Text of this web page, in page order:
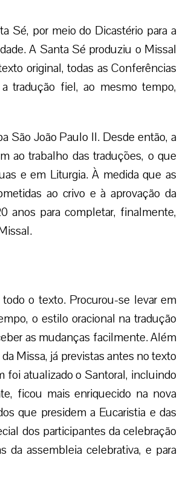
Sé, por meio do Dicastério para a
A Santa Sé produziu o Missal
original, todas as Conferências
tradução fiel, ao mesmo tempo,
São João Paulo II. Desde então, a
ao trabalho das traduções, o que
e em Liturgia. À medida que as
ao crivo e à aprovação da
anos para completar, finalmente,
o texto. Procurou-se levar em
o estilo oracional na tradução
as mudanças facilmente. Além
Missa, já previstas antes no texto
foi atualizado o Santoral, incluindo
ficou mais enriquecido na nova
que presidem a Eucaristia e das
dos participantes da celebração
da assembleia celebrativa, e para